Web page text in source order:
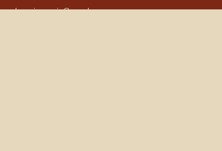
mbpocieszenia@wp.pl